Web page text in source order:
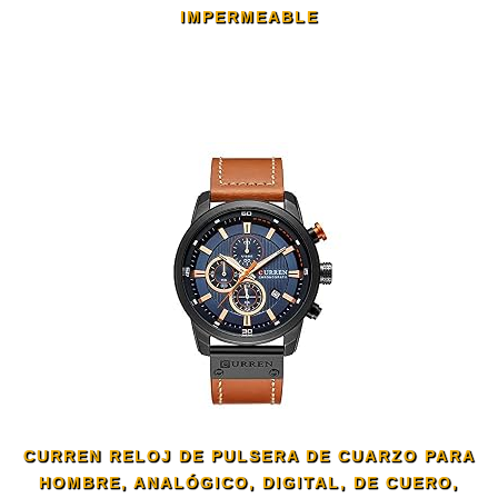
IMPERMEABLE
CURREN RELOJ DE PULSERA DE CUARZO PARA
HOMBRE, ANALÓGICO, DIGITAL, DE CUERO,